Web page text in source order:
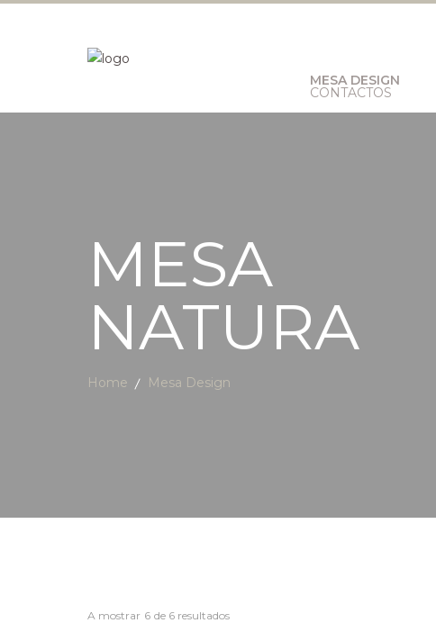
MESA DESIGN
CONTACTOS
MESA
NATURA
Home Mesa Design
A mostrar 6 de 6 resultados